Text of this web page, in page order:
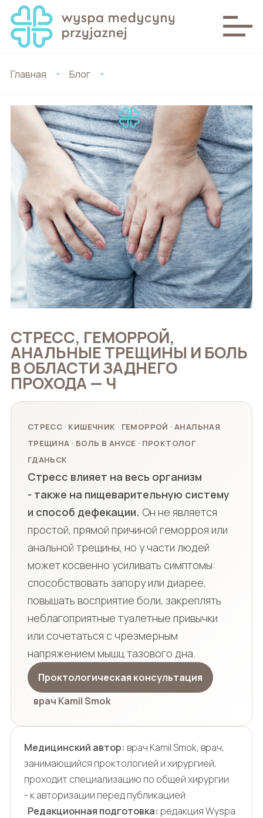
Главная Блог
СТРЕСС, ГЕМОРРОЙ,
АНАЛЬНЫЕ ТРЕЩИНЫ И БОЛЬ
В ОБЛАСТИ ЗАДНЕГО
ПРОХОДА — Ч
СТРЕСС · КИШЕЧНИК · ГЕМОРРОЙ · АНАЛЬНАЯ
ТРЕЩИНА · БОЛЬ В АНУСЕ · ПРОКТОЛОГ
ГДАНЬСК
Стресс влияет на весь организм
- также на пищеварительную систему
и способ дефекации. Он не является
простой, прямой причиной геморроя или
анальной трещины, но у части людей
может косвенно усиливать симптомы:
способствовать запору или диарее,
повышать восприятие боли, закреплять
неблагоприятные туалетные привычки
или сочетаться с чрезмерным
напряжением мышц тазового дна.
Проктологическая консультация
врач Kamil Smok
Медицинский автор: врач Kamil Smok, врач,
занимающийся проктологией и хирургией,
проходит специализацию по общей хирургии
- к авторизации перед публикацией
· Редакционная подготовка: редакция Wyspa